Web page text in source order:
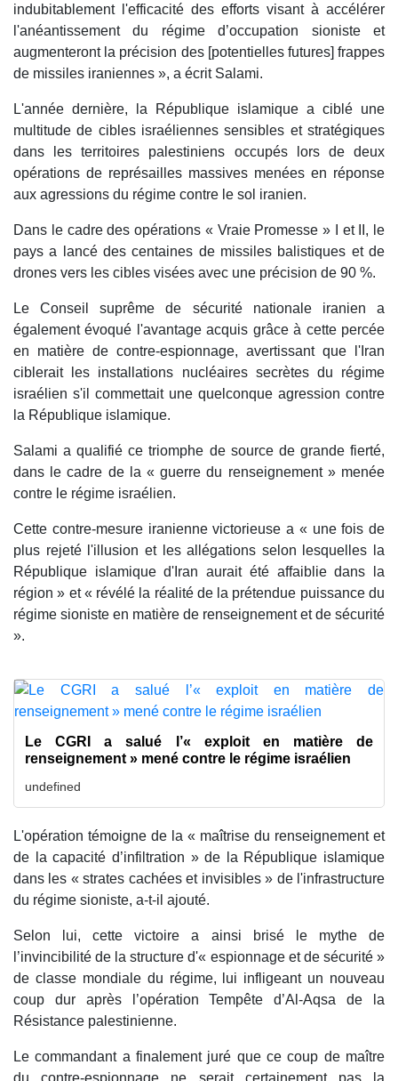
indubitablement l'efficacité des efforts visant à accélérer
l'anéantissement du régime d’occupation sioniste et
augmenteront la précision des [potentielles futures] frappes
de missiles iraniennes », a écrit Salami.
L'année dernière, la République islamique a ciblé une
multitude de cibles israéliennes sensibles et stratégiques
dans les territoires palestiniens occupés lors de deux
opérations de représailles massives menées en réponse
aux agressions du régime contre le sol iranien.
Dans le cadre des opérations « Vraie Promesse » I et II, le
pays a lancé des centaines de missiles balistiques et de
drones vers les cibles visées avec une précision de 90 %.
Le Conseil suprême de sécurité nationale iranien a
également évoqué l'avantage acquis grâce à cette percée
en matière de contre-espionnage, avertissant que l'Iran
ciblerait les installations nucléaires secrètes du régime
israélien s'il commettait une quelconque agression contre
la République islamique.
Salami a qualifié ce triomphe de source de grande fierté,
dans le cadre de la « guerre du renseignement » menée
contre le régime israélien.
Cette contre-mesure iranienne victorieuse a « une fois de
plus rejeté l'illusion et les allégations selon lesquelles la
République islamique d'Iran aurait été affaiblie dans la
région » et « révélé la réalité de la prétendue puissance du
régime sioniste en matière de renseignement et de sécurité
».
Le CGRI a salué l’« exploit en matière de
renseignement » mené contre le régime israélien
undefined
L'opération témoigne de la « maîtrise du renseignement et
de la capacité d’infiltration » de la République islamique
dans les « strates cachées et invisibles » de l'infrastructure
du régime sioniste, a-t-il ajouté.
Selon lui, cette victoire a ainsi brisé le mythe de
l’invincibilité de la structure d'« espionnage et de sécurité »
de classe mondiale du régime, lui infligeant un nouveau
coup dur après l’opération Tempête d’Al-Aqsa de la
Résistance palestinienne.
Le commandant a finalement juré que ce coup de maître
du contre-espionnage ne serait certainement pas la